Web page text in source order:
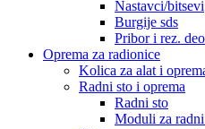
Nastavci/bitsevi
Burgije sds
Pribor i rez.
Oprema za radionice
Kolica za alat i
Radni sto i oprema
Radni sto
Moduli za